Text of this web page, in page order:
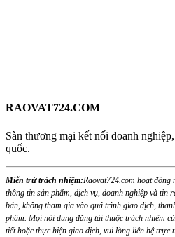
RAOVAT724.COM
Sàn thương mại kết nối doanh
quốc.
Miễn trừ trách nhiệm:Raovat724.com hoạt
thông tin sản phẩm, dịch vụ, doanh nghiệp và tin
bán, không tham gia vào quá trình giao dịch,
phẩm. Mọi nội dung đăng tải thuộc trách nhiệm
tiết hoặc thực hiện giao dịch, vui lòng liên hệ trực